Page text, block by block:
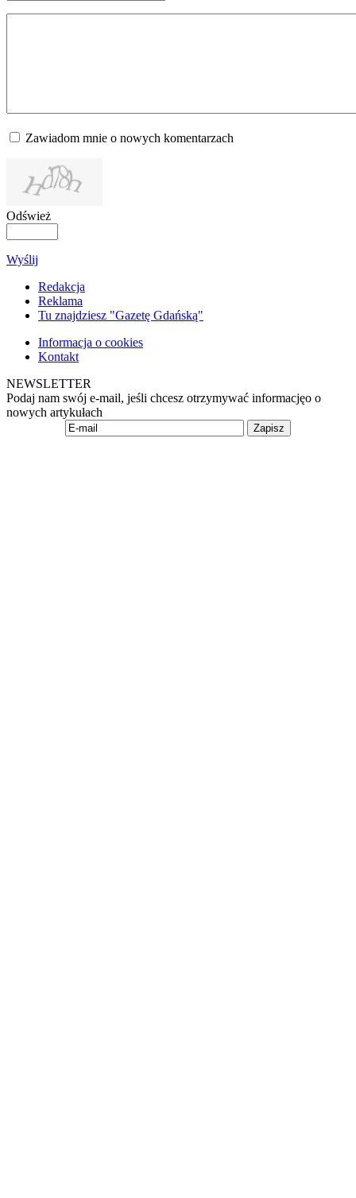
Zawiadom mnie o nowych komentarzach
Odśwież
Wyślij
Redakcja
Reklama
Tu znajdziesz "Gazetę Gdańską"
Informacja o cookies
Kontakt
NEWSLETTER
Podaj nam swój e-mail, jeśli chcesz otrzymywać informacjęo o
nowych artykułach
Zapisz